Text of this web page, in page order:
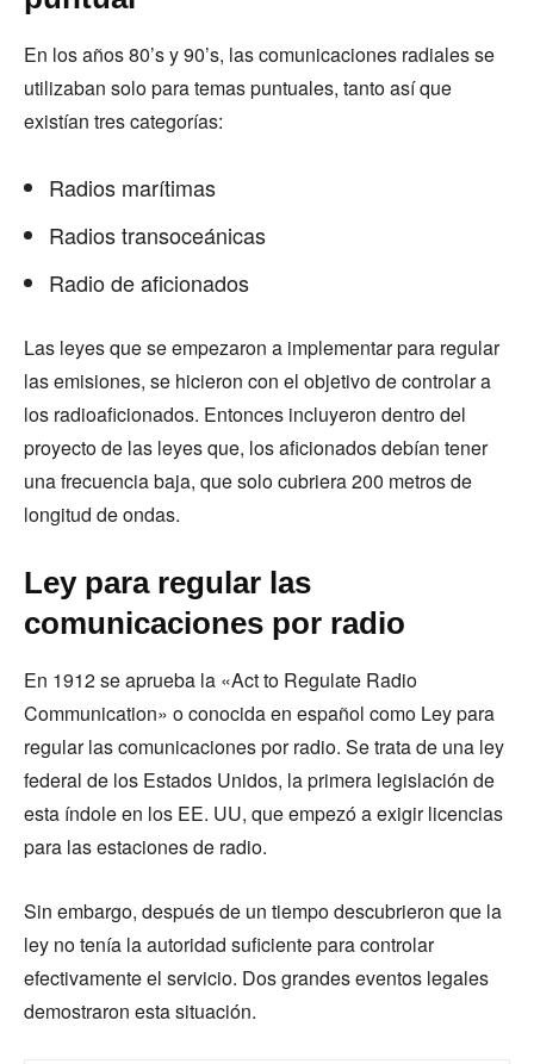
En los años 80’s y 90’s, las comunicaciones radiales se
utilizaban solo para temas puntuales, tanto así que
existían tres categorías:
Radios marítimas
Radios transoceánicas
Radio de aficionados
Las leyes que se empezaron a implementar para regular
las emisiones, se hicieron con el objetivo de controlar a
los radioaficionados. Entonces incluyeron dentro del
proyecto de las leyes que, los aficionados debían tener
una frecuencia baja, que solo cubriera 200 metros de
longitud de ondas.
Ley para regular las
comunicaciones por radio
En 1912 se aprueba la «Act to Regulate Radio
Communication» o conocida en español como Ley para
regular las comunicaciones por radio. Se trata de una ley
federal de los Estados Unidos, la primera legislación de
esta índole en los EE. UU, que empezó a exigir licencias
para las estaciones de radio.
Sin embargo, después de un tiempo descubrieron que la
ley no tenía la autoridad suficiente para controlar
efectivamente el servicio. Dos grandes eventos legales
demostraron esta situación.